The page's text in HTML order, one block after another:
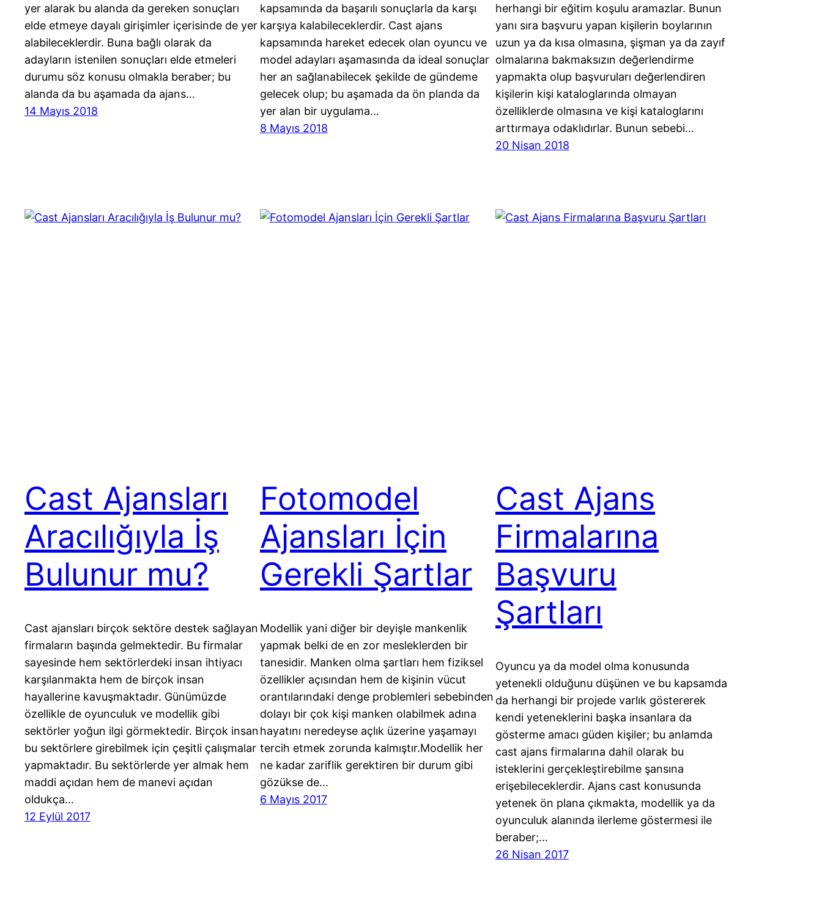
yer alarak bu alanda da gereken sonuçları
elde etmeye dayalı girişimler içerisinde de yer
alabileceklerdir. Buna bağlı olarak da
adayların istenilen sonuçları elde etmeleri
durumu söz konusu olmakla beraber; bu
alanda da bu aşamada da ajans…
14 Mayıs 2018
kapsamında da başarılı sonuçlarla da karşı
karşıya kalabileceklerdir. Cast ajans
kapsamında hareket edecek olan oyuncu ve
model adayları aşamasında da ideal sonuçlar
her an sağlanabilecek şekilde de gündeme
gelecek olup; bu aşamada da ön planda da
yer alan bir uygulama…
8 Mayıs 2018
herhangi bir eğitim koşulu aramazlar. Bunun
yanı sıra başvuru yapan kişilerin boylarının
uzun ya da kısa olmasına, şişman ya da zayıf
olmalarına bakmaksızın değerlendirme
yapmakta olup başvuruları değerlendiren
kişilerin kişi kataloglarında olmayan
özelliklerde olmasına ve kişi kataloglarını
arttırmaya odaklıdırlar. Bunun sebebi…
20 Nisan 2018
Cast Ajansları
Aracılığıyla İş
Bulunur mu?
Cast ajansları birçok sektöre destek sağlayan
firmaların başında gelmektedir. Bu firmalar
sayesinde hem sektörlerdeki insan ihtiyacı
karşılanmakta hem de birçok insan
hayallerine kavuşmaktadır. Günümüzde
özellikle de oyunculuk ve modellik gibi
sektörler yoğun ilgi görmektedir. Birçok insan
bu sektörlere girebilmek için çeşitli çalışmalar
yapmaktadır. Bu sektörlerde yer almak hem
maddi açıdan hem de manevi açıdan
oldukça…
12 Eylül 2017
Fotomodel
Ajansları İçin
Gerekli Şartlar
Modellik yani diğer bir deyişle mankenlik
yapmak belki de en zor mesleklerden bir
tanesidir. Manken olma şartları hem fiziksel
özellikler açısından hem de kişinin vücut
orantılarındaki denge problemleri sebebinden
dolayı bir çok kişi manken olabilmek adına
hayatını neredeyse açlık üzerine yaşamayı
tercih etmek zorunda kalmıştır.Modellik her
ne kadar zariflik gerektiren bir durum gibi
gözükse de…
6 Mayıs 2017
Cast Ajans
Firmalarına
Başvuru
Şartları
Oyuncu ya da model olma konusunda
yetenekli olduğunu düşünen ve bu kapsamda
da herhangi bir projede varlık göstererek
kendi yeteneklerini başka insanlara da
gösterme amacı güden kişiler; bu anlamda
cast ajans firmalarına dahil olarak bu
isteklerini gerçekleştirebilme şansına
erişebileceklerdir. Ajans cast konusunda
yetenek ön plana çıkmakta, modellik ya da
oyunculuk alanında ilerleme göstermesi ile
beraber;…
26 Nisan 2017